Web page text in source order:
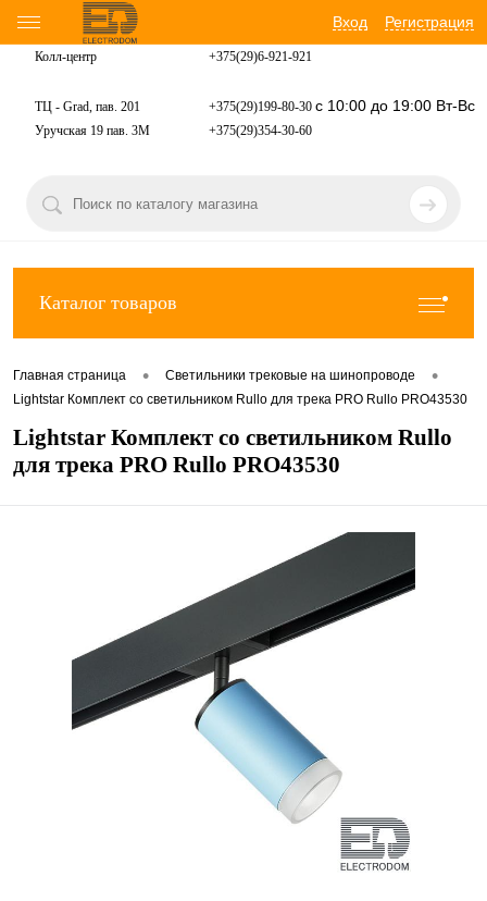
Вход Регистрация
Колл-центр +375(29)6-921-921
ТЦ - Grad, пав. 201 +375(29)199-80-30 с 10:00 до 19:00 Вт-Вс
Уручская 19 пав. 3М +375(29)354-30-60
Каталог товаров
Главная страница • Светильники трековые на шинопроводе •
Lightstar Комплект со светильником Rullo для трека PRO Rullo PRO43530
Lightstar Комплект со светильником Rullo
для трека PRO Rullo PRO43530